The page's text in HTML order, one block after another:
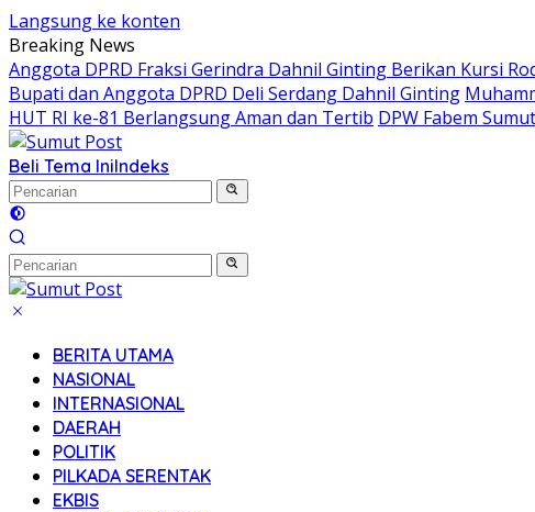
Langsung ke konten
Breaking News
Anggota DPRD Fraksi Gerindra Dahnil Ginting Berikan Kursi
Bupati dan Anggota DPRD Deli Serdang Dahnil Ginting
HUT RI ke-81 Berlangsung Aman dan Tertib DPW Fabem
Beli Tema IniIndeks
BERITA UTAMA
NASIONAL
INTERNASIONAL
DAERAH
POLITIK
PILKADA SERENTAK
EKBIS